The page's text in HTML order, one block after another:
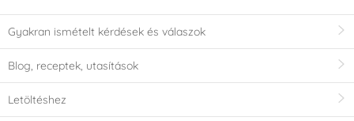
Gyakran ismételt kérdések és válaszok
Blog, receptek, utasítások
Letöltéshez